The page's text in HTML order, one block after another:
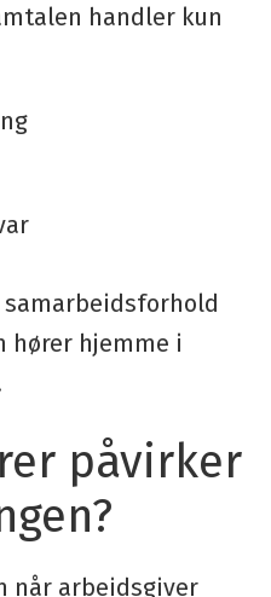
handler kun
hører hjemme i
påvirker
når arbeidsgiver